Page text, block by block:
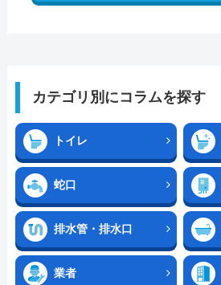
カテゴリ別にコラムを探す
トイレ
蛇口
排水管・排水口
業者